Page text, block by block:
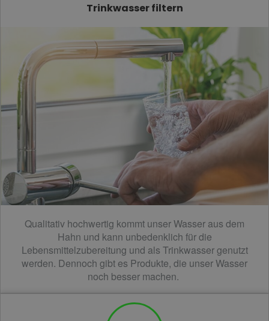
Trinkwasser filtern
Qualitativ hochwertig kommt unser Wasser aus dem
Hahn und kann unbedenklich für die
Lebensmittelzubereitung und als Trinkwasser genutzt
werden. Dennoch gibt es Produkte, die unser Wasser
noch besser machen.